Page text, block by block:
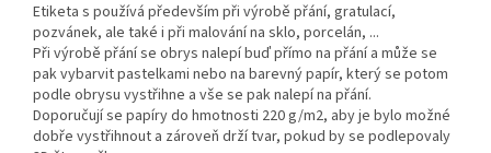
Etiketa s používá především při výrobě přání, gratulací,
pozvánek, ale také i při malování na sklo, porcelán, ...
Při výrobě přání se obrys nalepí buď přímo na přání a může se
pak vybarvit pastelkami nebo na barevný papír, který se potom
podle obrysu vystřihne a vše se pak nalepí na přání.
Doporučují se papíry do hmotnosti 220 g/m2, aby je bylo možné
dobře vystřihnout a zároveň drží tvar, pokud by se podlepovaly